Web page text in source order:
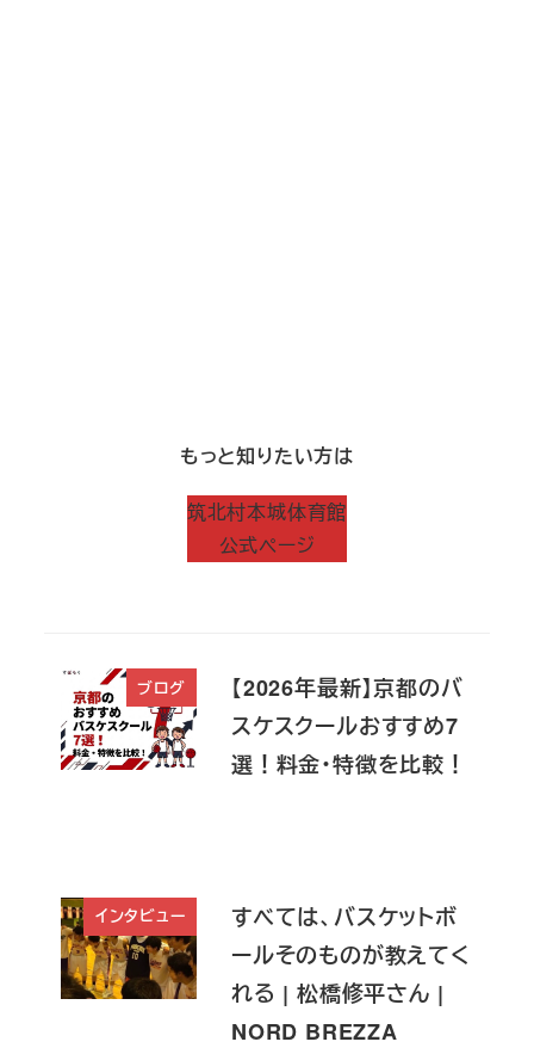
もっと知りたい方は
筑北村本城体育館
公式ページ
ブログ
【2026年最新】京都のバ
スケスクールおすすめ7
選！料金・特徴を比較！
インタビュー
すべては、バスケットボ
ールそのものが教えてく
れる | 松橋修平さん |
NORD BREZZA